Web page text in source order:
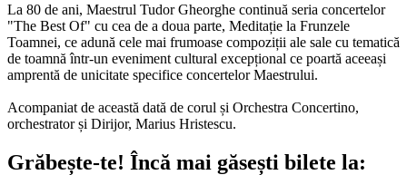
La 80 de ani, Maestrul Tudor Gheorghe continuă seria concertelor
"The Best Of" cu cea de a doua parte, Meditație la Frunzele
Toamnei, ce adună cele mai frumoase compoziții ale sale cu tematică
de toamnă într-un eveniment cultural excepțional ce poartă aceeași
amprentă de unicitate specifice concertelor Maestrului.
Acompaniat de această dată de corul și Orchestra Concertino,
orchestrator și Dirijor, Marius Hristescu.
Grăbește-te! Încă mai găsești bilete la: